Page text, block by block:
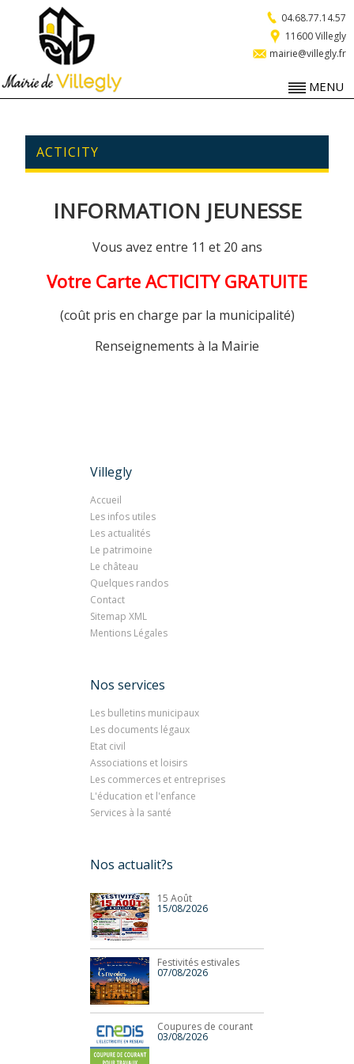
11600 Villegly
04.68.77.14.57
mairie@villegly.fr
MENU
ACTICITY
INFORMATION JEUNESSE
Vous avez entre 11 et 20 ans
Votre Carte ACTICITY GRATUITE
(coût pris en charge par la municipalité)
Renseignements à la Mairie
Villegly
Accueil
Les infos utiles
Les actualités
Le patrimoine
Le château
Quelques randos
Contact
Sitemap XML
Mentions Légales
Nos services
Les bulletins municipaux
Les documents légaux
Etat civil
Associations et loisirs
Les commerces et entreprises
L'éducation et l'enfance
Services à la santé
Nos actualit?s
15 Août
15/08/2026
Festivités estivales
07/08/2026
Coupures de courant
03/08/2026